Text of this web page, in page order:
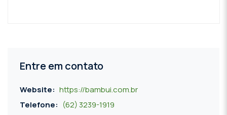
Entre em contato
Website: https://bambui.com.br
Telefone: (62) 3239-1919